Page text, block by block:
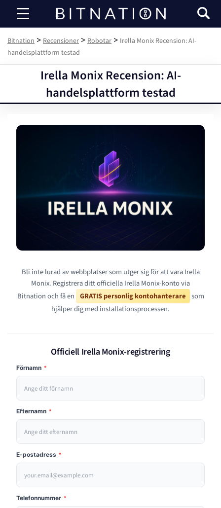
Bitnation
Bitnation > Recensioner > Robotar > Irella Monix Recension: AI-
handelsplattform testad
Irella Monix Recension: AI-
handelsplattform testad
Bli inte lurad av webbplatser som utger sig för att vara Irella
Monix. Registrera ditt officiella Irella Monix-konto via
Bitnation och få en GRATIS personlig kontohanterare som
hjälper dig med installationsprocessen.
Officiell Irella Monix-registrering
Förnamn *
Efternamn *
E-postadress *
Telefonnummer *